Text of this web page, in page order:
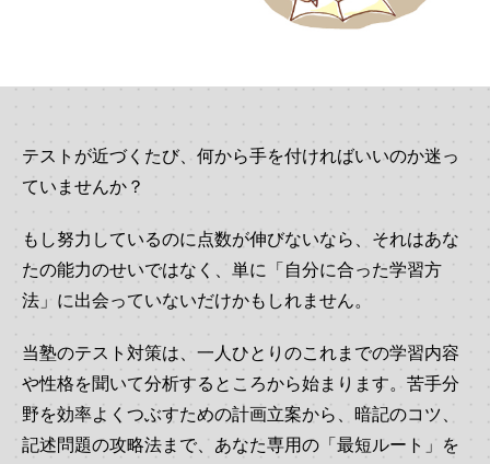
テストが近づくたび、何から手を付ければいいのか迷っ
ていませんか？
もし努力しているのに点数が伸びないなら、それはあな
たの能力のせいではなく、単に「自分に合った学習方
法」に出会っていないだけかもしれません。
当塾のテスト対策は、一人ひとりのこれまでの学習内容
や性格を聞いて分析するところから始まります。苦手分
野を効率よくつぶすための計画立案から、暗記のコツ、
記述問題の攻略法まで、あなた専用の「最短ルート」を